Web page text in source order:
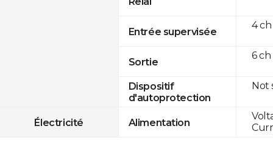
Entrée supervisée
Sortie
Dispositif
d'autoprotection
Électricité Alimentation
4 ch
6 ch
Not